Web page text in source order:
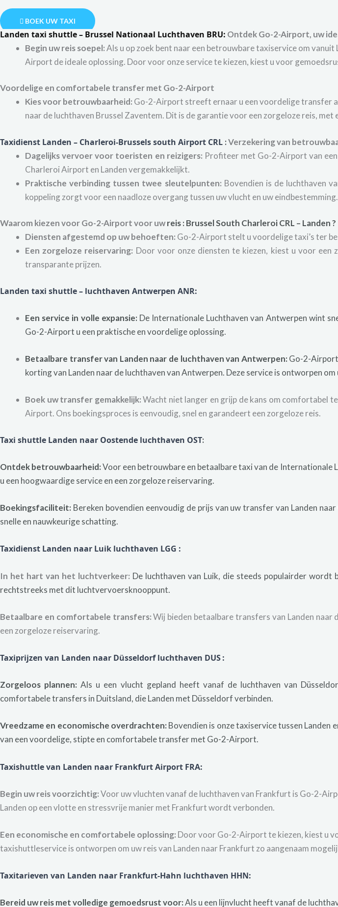
BOEK UW TAXI
Landen taxi shuttle – Brussel Nationaal Luchthaven BRU: Ontdek Go-2-Airport, uw
Begin uw reis soepel:Als u op zoek bent naar een betrouwbare taxiservice om
Airport de ideale oplossing. Door voor onze service te kiezen, kiest u voor
Voordelige en comfortabele transfer met Go-2-Airport
Kies voor betrouwbaarheid: Go-2-Airport streeft ernaar u een voordelige transfer
naar de luchthaven Brussel Zaventem. Dit is de garantie voor een zorgeloze reis, met
Taxidienst Landen – Charleroi-Brussels south Airport CRL :Verzekering van
Dagelijks vervoer voor toeristen en reizigers: Profiteer met Go-2-Airport van
Charleroi Airport en Landen vergemakkelijkt.
Praktische verbinding tussen twee sleutelpunten: Bovendien is de luchthaven
koppeling zorgt voor een naadloze overgang tussen uw vlucht en uw eindbestemming.
Waarom kiezen voor Go-2-Airport voor uwreis: Brussel South CharleroiCRL – Landen ?
Diensten afgestemd op uw behoeften: Go-2-Airport stelt u voordelige taxi’s ter
Een zorgeloze reiservaring: Door voor onze diensten te kiezen, kiest u voor
transparante prijzen.
Landen taxi shuttle – luchthaven Antwerpen ANR:
Een service in volle expansie: De Internationale Luchthaven van Antwerpen wint
Go-2-Airport u een praktische en voordelige oplossing.
Betaalbare transfer van Landen naar de luchthaven van Antwerpen: Go-2-
korting van Landen naar de luchthaven van Antwerpen. Deze service is ontworpen
Boek uw transfer gemakkelijk:Wacht niet langer en grijp de kans om comfortabel
Airport. Ons boekingsproces is eenvoudig, snel en garandeert een zorgeloze reis.
Taxi shuttle Landen naar Oostende luchthaven OST:
Ontdek betrouwbaarheid:Voor een betrouwbare en betaalbare taxi van de
u een hoogwaardige service en een zorgeloze reiservaring.
Boekingsfaciliteit: Bereken bovendien eenvoudig de prijs van uw transfer van Landen
snelle en nauwkeurige schatting.
Taxidienst Landen naar Luik luchthaven LGG :
In het hart van het luchtverkeer: De luchthaven van Luik, die steeds populairder
rechtstreeks met dit luchtvervoersknooppunt.
Betaalbare en comfortabele transfers:Wij bieden betaalbare transfers van Landen
een zorgeloze reiservaring.
Taxiprijzen van Landen naar Düsseldorf luchthaven DUS:
Zorgeloos plannen: Als u een vlucht gepland heeft vanaf de luchthaven van
comfortabele transfers in Duitsland, die Landen met Düsseldorf verbinden.
Vreedzame en economische overdrachten: Bovendien is onze taxiservice tussen
van een voordelige, stipte en comfortabele transfer met Go-2-Airport.
Taxishuttle van Landen naar Frankfurt Airport FRA:
Begin uw reis voorzichtig:Voor uw vluchten vanaf de luchthaven van Frankfurt is Go-2-
Landen op een vlotte en stressvrije manier met Frankfurt wordt verbonden.
Een economische en comfortabele oplossing: Door voor Go-2-Airport te kiezen, kiest u
taxishuttleservice is ontworpen om uw reis van Landen naar Frankfurt zo aangenaam
Taxitarieven van Landen naar Frankfurt-Hahn luchthaven HHN:
Bereid uw reis met volledige gemoedsrust voor:Als u een lijnvlucht heeft vanaf de